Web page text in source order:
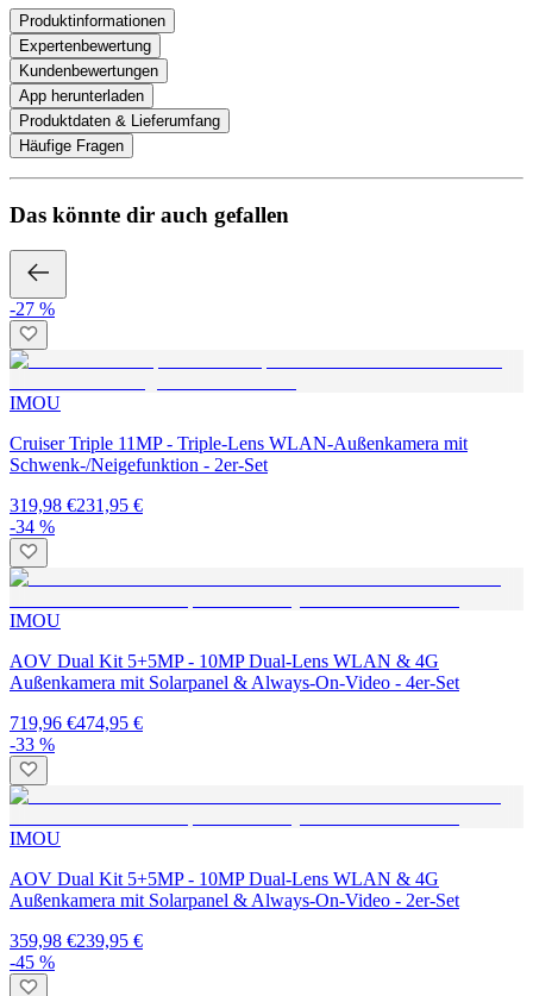
Produktinformationen
Expertenbewertung
Kundenbewertungen
App herunterladen
Produktdaten & Lieferumfang
Häufige Fragen
Das könnte dir auch gefallen
-27 %
IMOU
Cruiser Triple 11MP - Triple-Lens WLAN-Außenkamera mit
Schwenk-/Neigefunktion - 2er-Set
319,98 €231,95 €
-34 %
IMOU
AOV Dual Kit 5+5MP - 10MP Dual-Lens WLAN & 4G
Außenkamera mit Solarpanel & Always-On-Video - 4er-Set
719,96 €474,95 €
-33 %
IMOU
AOV Dual Kit 5+5MP - 10MP Dual-Lens WLAN & 4G
Außenkamera mit Solarpanel & Always-On-Video - 2er-Set
359,98 €239,95 €
-45 %